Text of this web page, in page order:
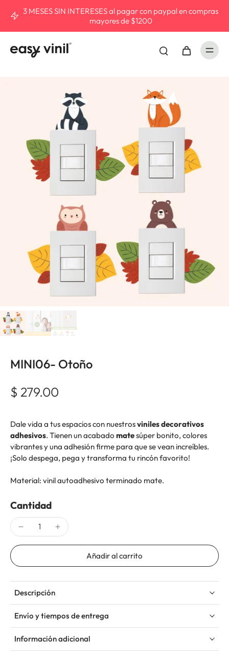
3 MESES SIN INTERESES al pagar con paypal en compras
mayores de $1200
MINI06- Otoño
$ 279.00
Dale vida a tus espacios con nuestrosviniles decorativos
adhesivos. Tienen un acabado matesúper bonito, colores
vibrantes y una adhesión firme para que se vean increíbles.
¡Solo despega, pega y transforma tu rincón favorito!
Material: vinil autoadhesivo terminado mate.
Cantidad
Añadir al carrito
Descripción
Envío y tiempos de entrega
Información adicional